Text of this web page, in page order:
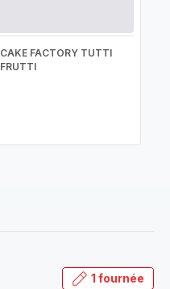
CAKE FACTORY TUTTI
FRUTTI
1 fournée